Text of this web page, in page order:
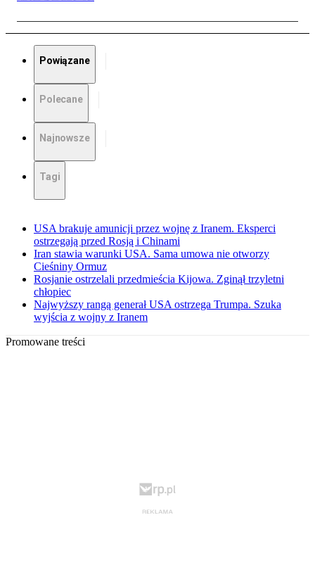
Powiązane
Polecane
Najnowsze
Tagi
USA brakuje amunicji przez wojnę z Iranem. Eksperci
ostrzegają przed Rosją i Chinami
Iran stawia warunki USA. Sama umowa nie otworzy
Cieśniny Ormuz
Rosjanie ostrzelali przedmieścia Kijowa. Zginął trzyletni
chłopiec
Najwyższy rangą generał USA ostrzega Trumpa. Szuka
wyjścia z wojny z Iranem
Promowane treści